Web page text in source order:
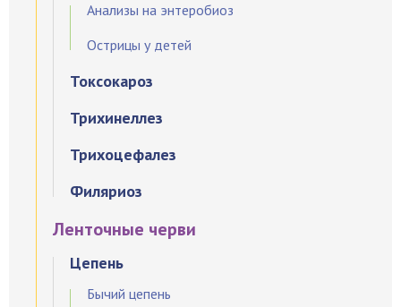
Анализы на энтеробиоз
Острицы у детей
Токсокароз
Трихинеллез
Трихоцефалез
Филяриоз
Ленточные черви
Цепень
Бычий цепень